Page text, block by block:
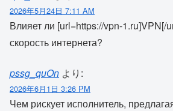
2026年5月24日 7:11 AM
Влияет ли [url=https://vpn-1.ru]VPN[/
скорость интернета?
pssg_quOn より:
2026年6月1日 3:26 PM
Чем рискует исполнитель,